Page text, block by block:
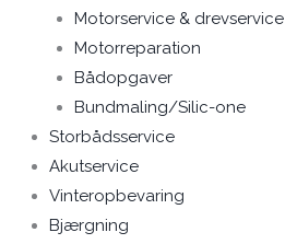
Motorservice & drevservice
Motorreparation
Bådopgaver
Bundmaling/Silic-one
Storbådsservice
Akutservice
Vinteropbevaring
Bjærgning